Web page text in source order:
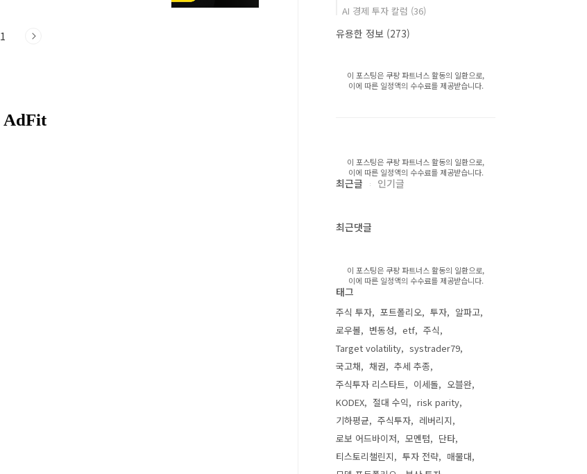
1
AI 경제 투자 칼럼 (36)
유용한 정보 (273)
이 포스팅은 쿠팡 파트너스 활동의 일환으로,
이에 따른 일정액의 수수료를 제공받습니다.
이 포스팅은 쿠팡 파트너스 활동의 일환으로,
이에 따른 일정액의 수수료를 제공받습니다.
최근글 인기글
최근댓글
이 포스팅은 쿠팡 파트너스 활동의 일환으로,
이에 따른 일정액의 수수료를 제공받습니다.
태그
주식 투자 포트폴리오 투자
알파고
로우볼
변동성 etf
주식
Target volatility
systrader79
국고채
채권
추세 추종
주식투자 리스타트
이세돌
오블완
KODEX
절대 수익
risk parity
기하평균
주식투자
레버리지
로보 어드바이저
모멘텀
단타
티스토리챌린지
투자 전략
매물대